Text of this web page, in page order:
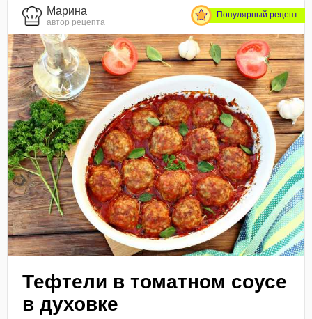
Марина
автор рецепта
Популярный рецепт
Тефтели в томатном соусе
в духовке